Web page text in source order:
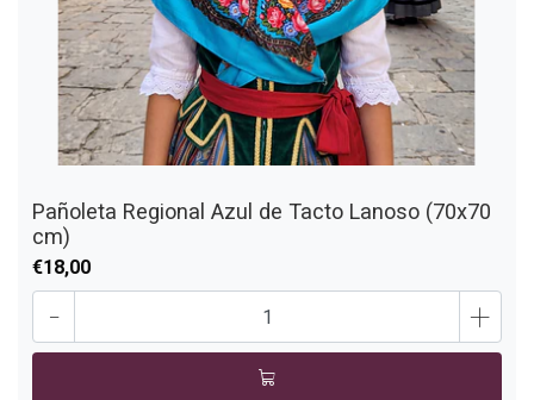
Pañoleta Regional Azul de Tacto Lanoso (70x70
cm)
€18,00
- +